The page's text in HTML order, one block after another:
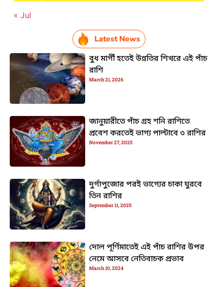
« Jul
Latest News
বুধ মার্গী হতেই উন্নতির শিখরে এই পাঁচ
রাশি
March 21, 2026
জানুয়ারীতে পাঁচ গ্রহ শনি রাশিতে
প্রবেশ করতেই ভাগ্য পাল্টাবে ৩ রাশির
November 27, 2025
দুর্গাপুজোর পরই ভাগ্যের চাকা ঘুরবে
তিন রাশির
September 11, 2025
দোল পূর্ণিমাতেই এই পাঁচ রাশির উপর
নেমে আসবে নেতিবাচক প্রভাব
March 10, 2024